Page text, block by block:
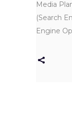
Media
(Search
Engine